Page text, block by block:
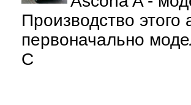
Производство этого
первоначально
С